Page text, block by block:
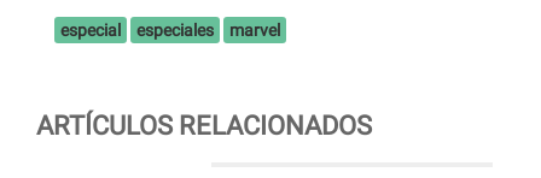
especial especiales marvel
ARTÍCULOS RELACIONADOS